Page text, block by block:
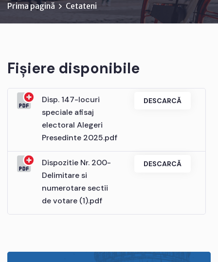
Prima pagină Cetateni
Fișiere disponibile
Disp. 147-locuri
speciale afisaj
electoral Alegeri
Presedinte 2025.pdf
DESCARCĂ
Dispozitie Nr. 200-
Delimitare si
numerotare sectii
de votare (1).pdf
DESCARCĂ